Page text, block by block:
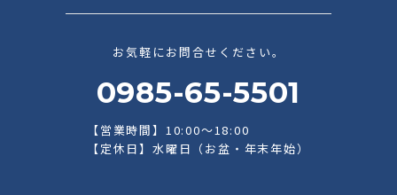
お気軽にお問合せください。
0985-65-5501
【営業時間】10:00～18:00
【定休日】水曜日（お盆・年末年始）